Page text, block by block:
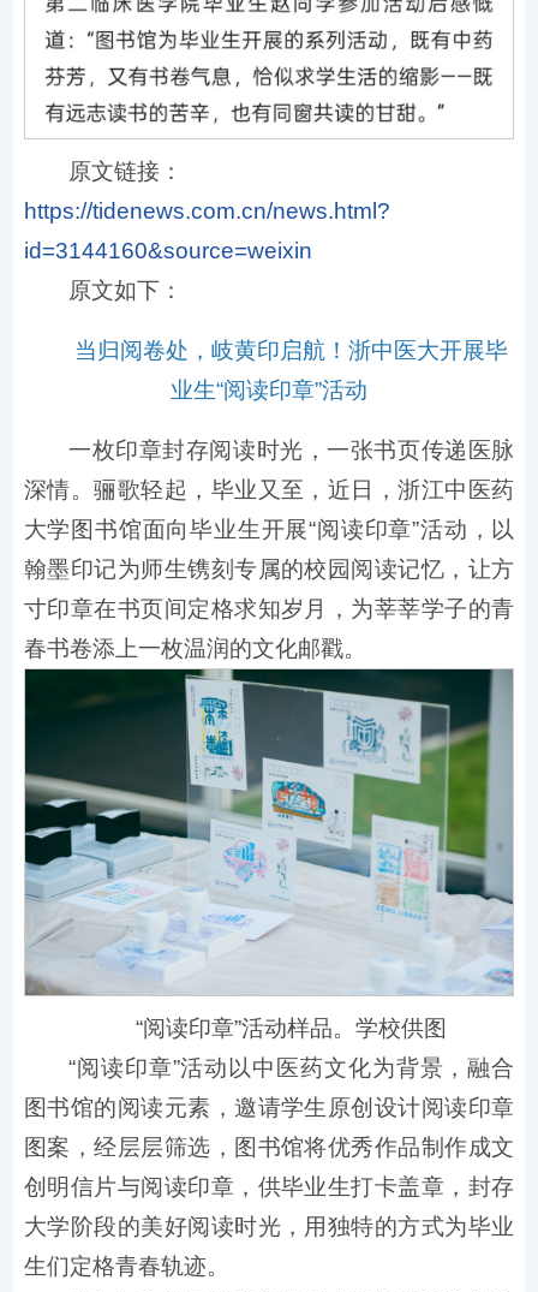
原文链接：
https://tidenews.com.cn/news.html?
id=3144160&source=weixin
原文如下：
当归阅卷处，岐黄印启航！浙中医大开展毕
业生“阅读印章”活动
一枚印章封存阅读时光，一张书页传递医脉
深情。骊歌轻起，毕业又至，近日，浙江中医药
大学图书馆面向毕业生开展“阅读印章”活动，以
翰墨印记为师生镌刻专属的校园阅读记忆，让方
寸印章在书页间定格求知岁月，为莘莘学子的青
春书卷添上一枚温润的文化邮戳。
“阅读印章”活动样品。学校供图
“阅读印章”活动以中医药文化为背景，融合
图书馆的阅读元素，邀请学生原创设计阅读印章
图案，经层层筛选，图书馆将优秀作品制作成文
创明信片与阅读印章，供毕业生打卡盖章，封存
大学阶段的美好阅读时光，用独特的方式为毕业
生们定格青春轨迹。